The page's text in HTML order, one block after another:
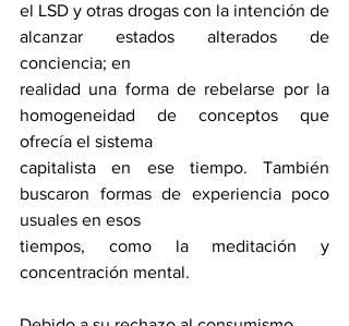
el LSD y otras drogas con la intención de
alcanzar estados alterados de
conciencia; en
realidad una forma de rebelarse por la
homogeneidad de conceptos que
ofrecía el sistema
capitalista en ese tiempo. También
buscaron formas de experiencia poco
usuales en esos
tiempos, como la meditación y
concentración mental.